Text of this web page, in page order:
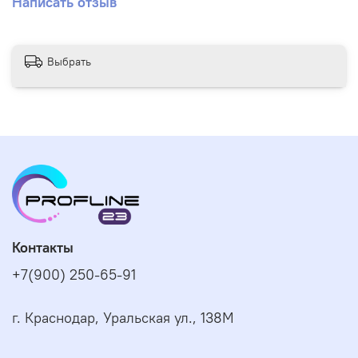
Выбрать
Контакты
+7(900) 250-65-91
г. Краснодар, Уральская ул., 138М